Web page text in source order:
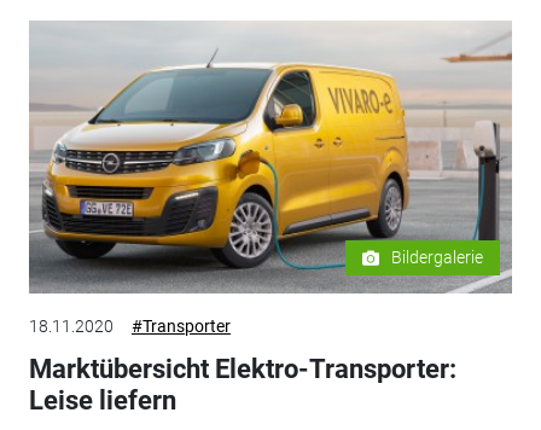
Bildergalerie
18.11.2020 #Transporter
Marktübersicht Elektro-Transporter:
Leise liefern